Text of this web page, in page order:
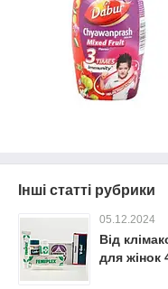
Інші статті рубрики
05.12.2024
Від
для жінок